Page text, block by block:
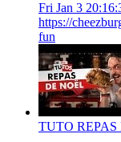
Fri Jan 3
https://
fun
TUTO REPAS